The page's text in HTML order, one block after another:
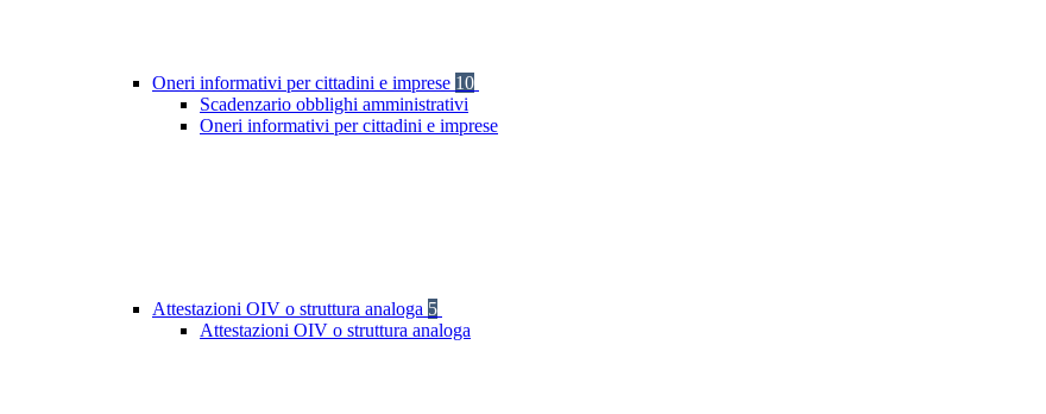
Oneri informativi per cittadini e imprese 10
Scadenzario obblighi amministrativi
Oneri informativi per cittadini e imprese
Attestazioni OIV o struttura analoga 5
Attestazioni OIV o struttura analoga